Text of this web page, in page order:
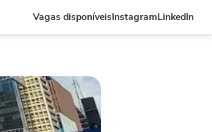
Vagas disponíveisInstagramLinkedIn